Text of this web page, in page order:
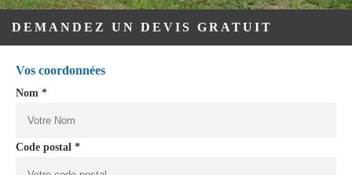
DEMANDEZ UN DEVIS GRATUIT
Vos coordonnées
Nom *
Code postal *